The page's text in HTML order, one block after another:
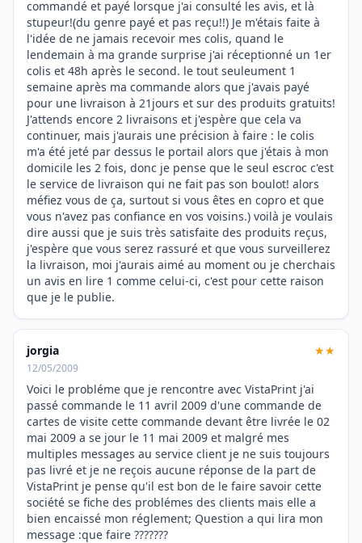
commandé et payé lorsque j'ai consulté les avis, et là
stupeur!(du genre payé et pas reçu!!) Je m'étais faite à
l'idée de ne jamais recevoir mes colis, quand le
lendemain à ma grande surprise j'ai réceptionné un 1er
colis et 48h après le second. le tout seuleument 1
semaine après ma commande alors que j'avais payé
pour une livraison à 21jours et sur des produits gratuits!
J'attends encore 2 livraisons et j'espère que cela va
continuer, mais j'aurais une précision à faire : le colis
m'a été jeté par dessus le portail alors que j'étais à mon
domicile les 2 fois, donc je pense que le seul escroc c'est
le service de livraison qui ne fait pas son boulot! alors
méfiez vous de ça, surtout si vous êtes en copro et que
vous n'avez pas confiance en vos voisins.) voilà je voulais
dire aussi que je suis très satisfaite des produits reçus,
j'espère que vous serez rassuré et que vous surveillerez
la livraison, moi j'aurais aimé au moment ou je cherchais
un avis en lire 1 comme celui-ci, c'est pour cette raison
que je le publie.
jorgia ★★
12/05/2009
Voici le probléme que je rencontre avec VistaPrint j'ai
passé commande le 11 avril 2009 d'une commande de
cartes de visite cette commande devant être livrée le 02
mai 2009 a se jour le 11 mai 2009 et malgré mes
multiples messages au service client je ne suis toujours
pas livré et je ne reçois aucune réponse de la part de
VistaPrint je pense qu'il est bon de le faire savoir cette
société se fiche des problémes des clients mais elle a
bien encaissé mon réglement; Question a qui lira mon
message :que faire ???????